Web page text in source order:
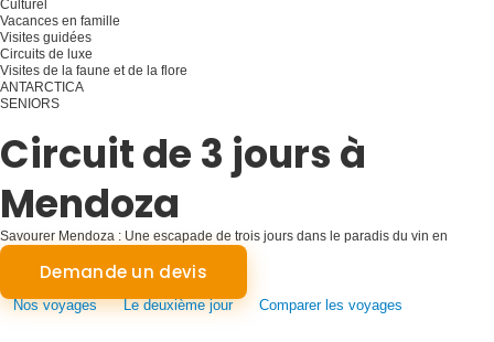
Culturel
Vacances en famille
Visites guidées
Circuits de luxe
Visites de la faune et de la flore
ANTARCTICA
SENIORS
Circuit de 3 jours à
Mendoza
Savourer Mendoza : Une escapade de trois jours dans le paradis du vin en
Argentine
Demande un devis
Nos voyages Le deuxième jour Comparer les voyages